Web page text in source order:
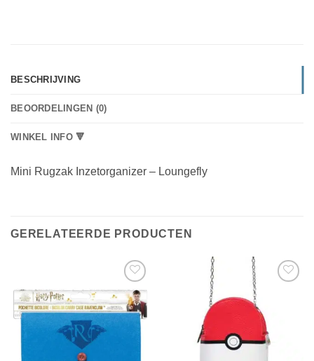
BESCHRIJVING
BEOORDELINGEN (0)
WINKEL INFO 🔻
Mini Rugzak Inzetorganizer – Loungefly
GERELATEERDE PRODUCTEN